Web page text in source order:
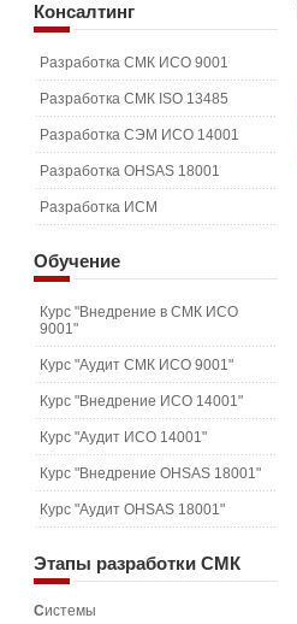
Консалтинг
Разработка СМК ИСО 9001
Разработка СМК ISO 13485
Разработка СЭМ ИСО 14001
Разработка OHSAS 18001
Разработка ИСМ
Обучение
Курс "Внедрение в СМК ИСО
9001"
Курс "Аудит СМК ИСО 9001"
Курс "Внедрение ИСО 14001"
Курс "Аудит ИСО 14001"
Курс "Внедрение OHSAS 18001"
Курс "Аудит OHSAS 18001"
Этапы разработки СМК
Системы